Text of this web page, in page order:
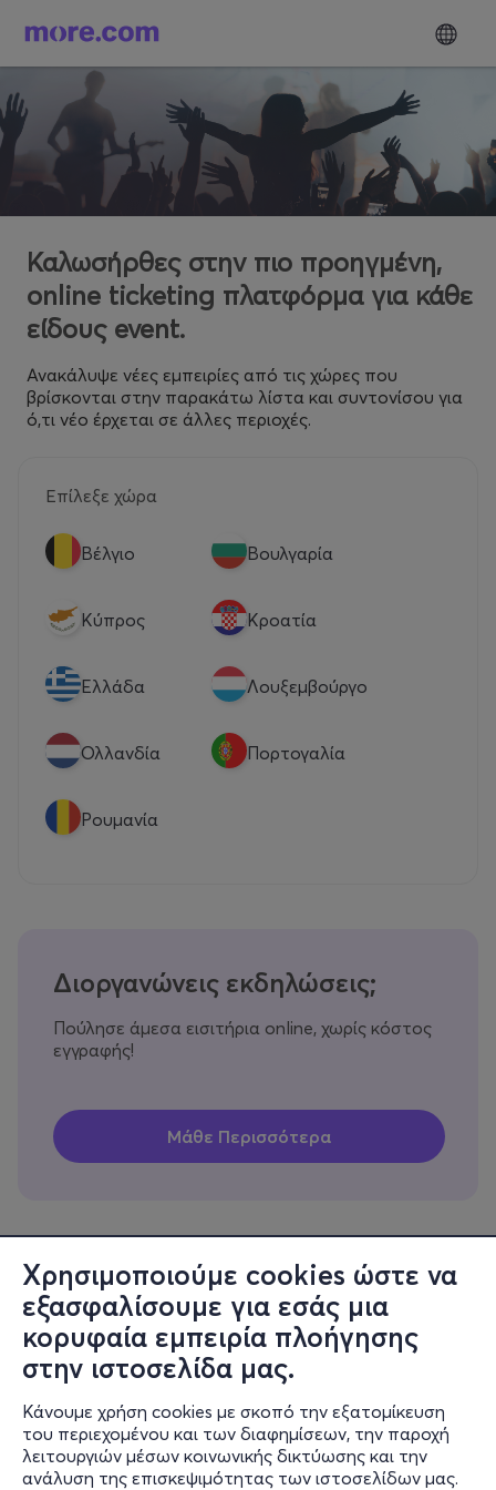
Χρησιμοποιούμε cookies ώστε να
εξασφαλίσουμε για εσάς μια
κορυφαία εμπειρία πλοήγησης
στην ιστοσελίδα μας.
Κάνουμε χρήση cookies με σκοπό την εξατομίκευση
του περιεχομένου και των διαφημίσεων, την παροχή
λειτουργιών μέσων κοινωνικής δικτύωσης και την
ανάλυση της επισκεψιμότητας των ιστοσελίδων μας.
Καλωσήρθες στην πιο προηγμένη,
online ticketing πλατφόρμα για κάθε
είδους event.
Ανακάλυψε νέες εμπειρίες από τις χώρες που
βρίσκονται στην παρακάτω λίστα και συντονίσου για
ό,τι νέο έρχεται σε άλλες περιοχές.
Επίλεξε χώρα
Βέλγιο Βουλγαρία
Κύπρος Κροατία
Eλλάδα Λουξεμβούργο
Ολλανδία Πορτογαλία
Ρουμανία
Διοργανώνεις εκδηλώσεις;
Πούλησε άμεσα εισιτήρια online, χωρίς κόστος
εγγραφής!
Πληροφορίες
Υποστήριξη
Stay Connected